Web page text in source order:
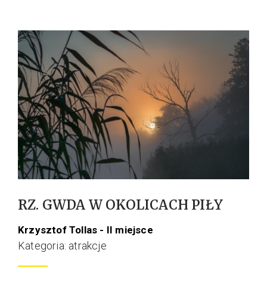
RZ. GWDA W OKOLICACH PIŁY
Krzysztof Tollas - II miejsce
Kategoria: atrakcje